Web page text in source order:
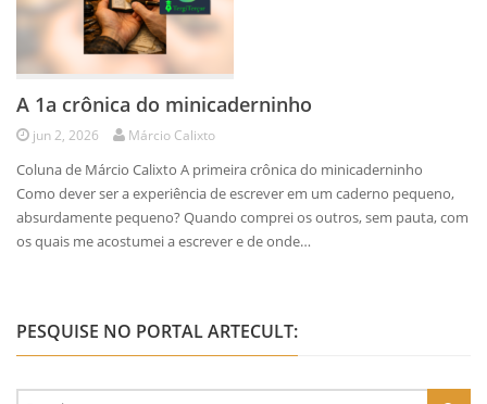
A 1a crônica do minicaderninho
jun 2, 2026 Márcio Calixto
Coluna de Márcio Calixto A primeira crônica do minicaderninho
Como dever ser a experiência de escrever em um caderno pequeno,
absurdamente pequeno? Quando comprei os outros, sem pauta, com
os quais me acostumei a escrever e de onde…
PESQUISE NO PORTAL ARTECULT: